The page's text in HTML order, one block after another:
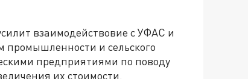
взаимодействовие с УФАС и
промышленности и сельского
предприятиями по поводу
их стоимости.